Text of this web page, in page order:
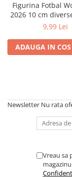
Figurina Fotbal
2026 10 cm
9,99 Lei
ADAUGA IN COS
Newsletter Nu rata
Vreau sa